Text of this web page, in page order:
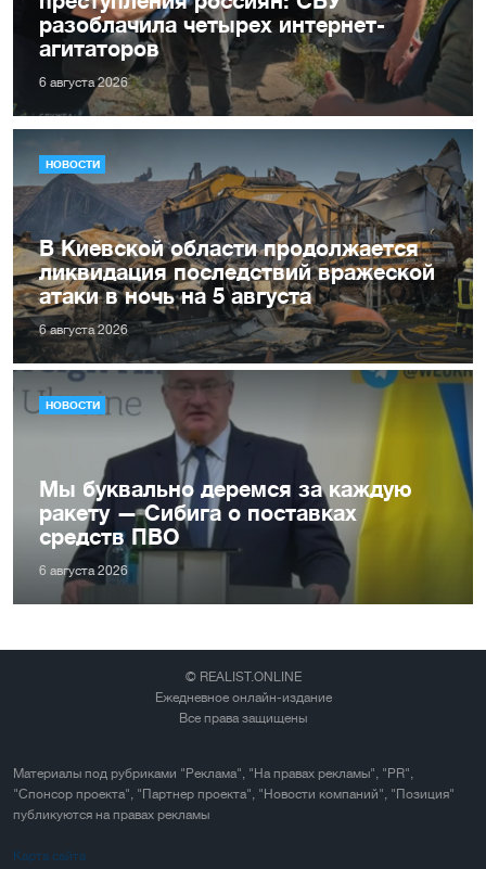
разоблачила четырех интернет-
агитаторов
6 августа 2026
НОВОСТИ
В Киевской области продолжается
ликвидация последствий вражеской
атаки в ночь на 5 августа
6 августа 2026
НОВОСТИ
Мы буквально деремся за каждую
ракету — Сибига о поставках
средств ПВО
6 августа 2026
© REALIST.ONLINE
Ежедневное онлайн-издание
Все права защищены
Материалы под рубриками "Реклама", "На правах рекламы", "PR",
"Спонсор проекта", "Партнер проекта", "Новости компаний", "Позиция"
публикуются на правах рекламы
Карта сайта